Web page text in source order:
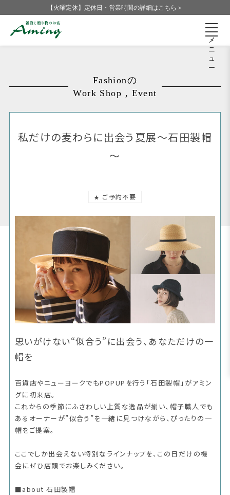
【火曜定休】定休日・営業時間の詳細はこちら＞
メ
ニ
ュ
ー
Fashionの
Work Shop , Event
私だけの麦わらに出会う夏展～石田製帽
～
★ ご予約不要
思いがけない“似合う”に出会う、あなただけの一
帽を
百貨店やニューヨークでもPOPUPを行う「石田製帽」がアミン
グに初来店。
これからの季節にふさわしい上質な逸品が揃い、帽子職人でも
あるオーナーが”似合う”を一緒に見つけながら、ぴったりの一
帽をご提案。
ここでしか出会えない特別なラインナップを、この日だけの機
会にぜひ店頭でお楽しみください。
■about 石田製帽